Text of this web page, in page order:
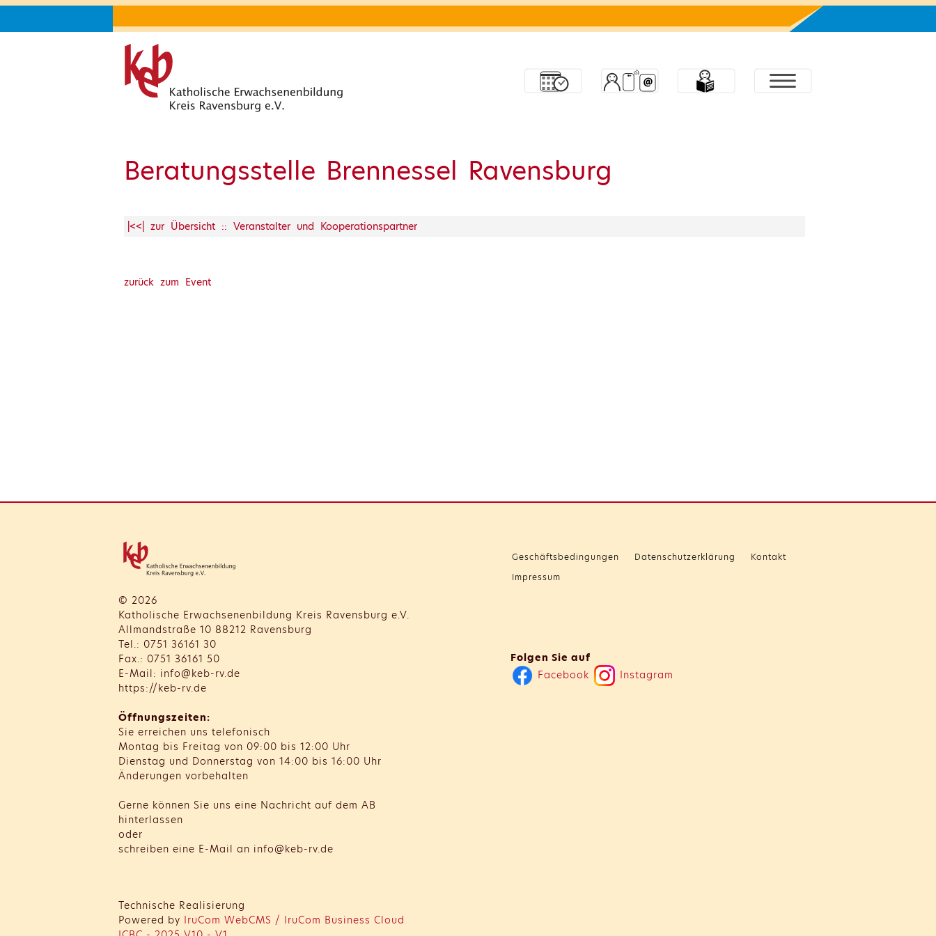
Beratungsstelle Brennessel Ravensburg
|<<| zur Übersicht :: Veranstalter und Kooperationspartner
zurück zum Event
© 2026
Katholische Erwachsenenbildung Kreis Ravensburg e.V.
Allmandstraße 10 88212 Ravensburg
Tel.: 0751 36161 30
Fax.: 0751 36161 50
E-Mail: info@keb-rv.de
https://keb-rv.de
Öffnungszeiten:
Sie erreichen uns telefonisch
Montag bis Freitag von 09:00 bis 12:00 Uhr
Dienstag und Donnerstag von 14:00 bis 16:00 Uhr
Änderungen vorbehalten
Gerne können Sie uns eine Nachricht auf dem AB
hinterlassen
oder
schreiben eine E-Mail an info@keb-rv.de
Geschäftsbedingungen Datenschutzerklärung
Kontakt
Impressum
Folgen Sie auf
Facebook
Instagram
Technische Realisierung
Powered by IruCom WebCMS / IruCom Business Cloud